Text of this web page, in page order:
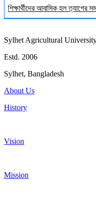
শিক্ষার্থীদের আবাসিক হল ত্যাগের
Sylhet Agricultural
Estd. 2006
Sylhet, Bangladesh
About Us
History
Vision
Mission